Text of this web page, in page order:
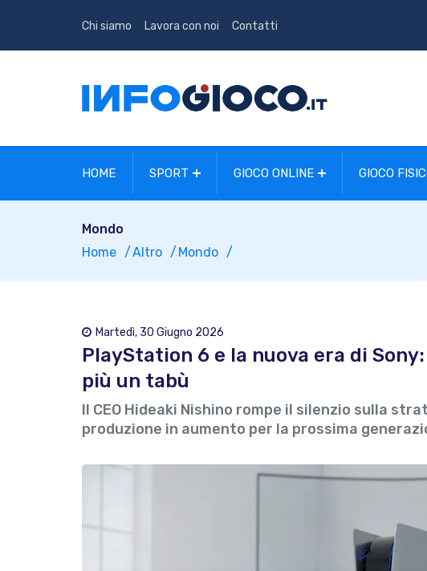
Chi siamo Lavora con noi Contatti
HOME SPORT GIOCO ONLINE GIOCO
Mondo
Home
Altro Mondo
Martedì, 30 Giugno 2026
PlayStation 6 e la nuova era di
più un tabù
Il CEO Hideaki Nishino rompe il silenzio sulla
produzione in aumento per la prossima